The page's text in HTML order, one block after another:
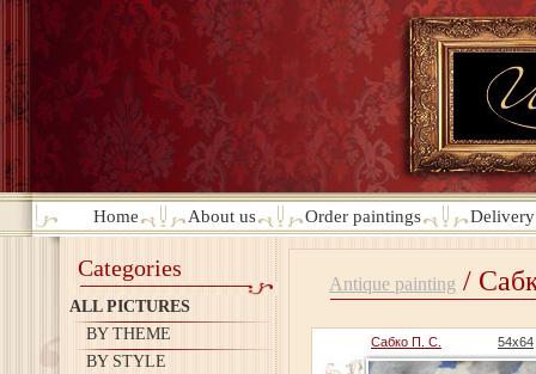
Home About us Order paintings
Categories
ALL PICTURES
BY THEME
BY STYLE
Antique painting /
Сабко П. С. 54х64